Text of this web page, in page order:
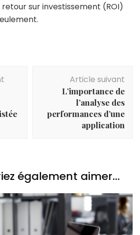
sur investissement (ROI)
Article suivant
L’importance de
l’analyse des
performances d’une
application
également aimer...